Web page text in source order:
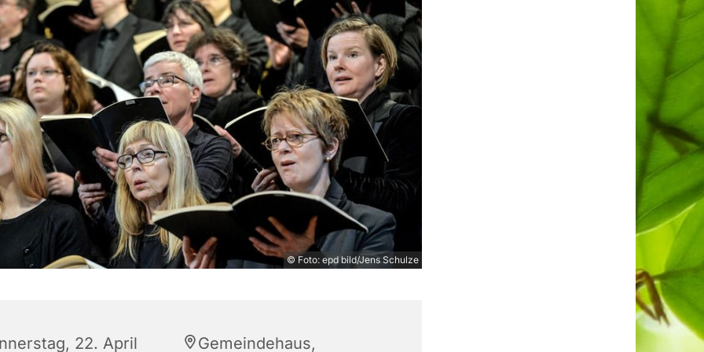
© Foto: epd bild/Jens Schulze
22. April Gemeindehaus,